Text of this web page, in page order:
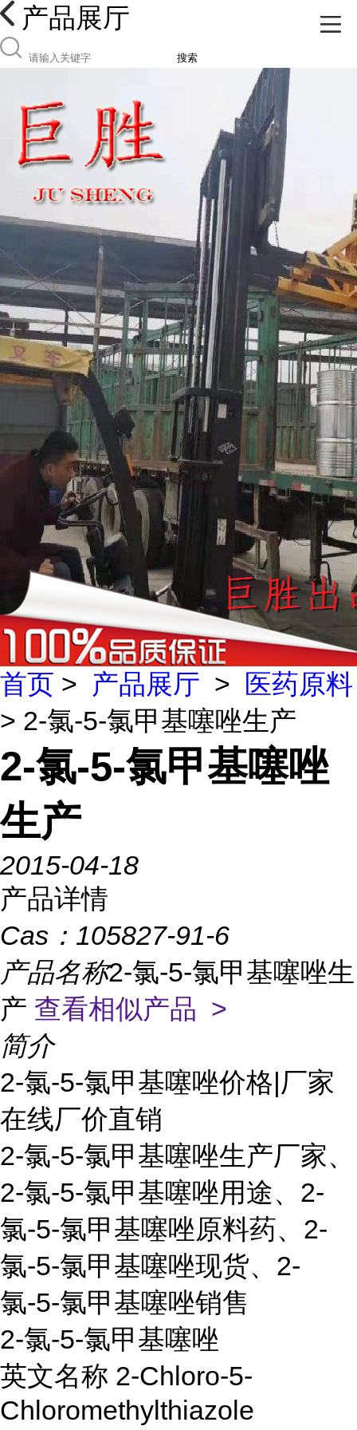
产品展厅
搜索
首页 > 产品展厅 >
医药原料
> 2-氯-5-氯甲基噻唑生产
2-氯-5-氯甲基噻唑
生产
2015-04-18
产品详情
Cas： 105827-91-6
产品名称2-氯-5-氯甲基噻唑生
产 查看相似产品 >
简介
2-氯-5-氯甲基噻唑价格|厂家
在线厂价直销
2-氯-5-氯甲基噻唑生产厂家、
2-氯-5-氯甲基噻唑用途、2-
氯-5-氯甲基噻唑原料药、2-
氯-5-氯甲基噻唑现货、2-
氯-5-氯甲基噻唑销售
2-氯-5-氯甲基噻唑
英文名称 2-Chloro-5-
Chloromethylthiazole